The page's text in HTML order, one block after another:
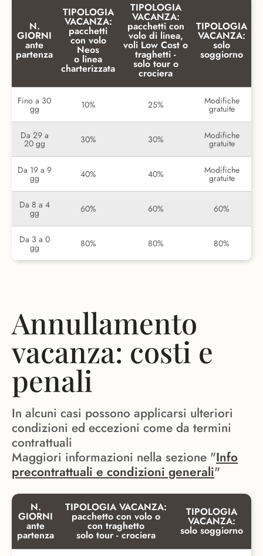
N.
GIORNI
ante
partenza
TIPOLOGIA
VACANZA:
pacchetti
con volo
Neos
o linea
charterizzata
TIPOLOGIA
VACANZA:
pacchetti con
volo di linea,
voli Low Cost o
traghetti -
solo tour o
crociera
TIPOLOGIA
VACANZA:
solo
soggiorno
Fino a 30
gg 10% 25% Modifiche
gratuite
Da 29 a
20 gg 30% 30% Modifiche
gratuite
Da 19 a 9
gg 40% 40% Modifiche
gratuite
Da 8 a 4
gg 60% 60% 60%
Da 3 a 0
gg 80% 80% 80%
Annullamento
vacanza: costi e
penali
In alcuni casi possono applicarsi ulteriori
condizioni ed eccezioni come da termini
contrattuali
Maggiori informazioni nella sezione "Info
precontrattuali e condizioni generali"
N.
GIORNI
ante
partenza
TIPOLOGIA VACANZA:
pacchetto con volo o
con traghetto
solo tour - crociera
TIPOLOGIA
VACANZA:
solo soggiorno